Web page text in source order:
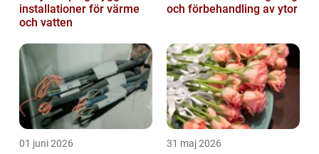
installationer för värme
och vatten
och förbehandling av ytor
01 juni 2026 31 maj 2026